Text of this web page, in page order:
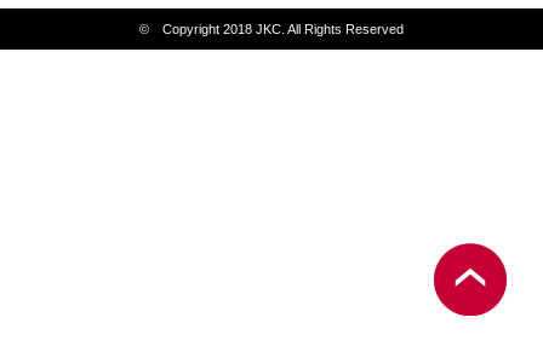
© Copyright 2018 JKC. All Rights Reserved